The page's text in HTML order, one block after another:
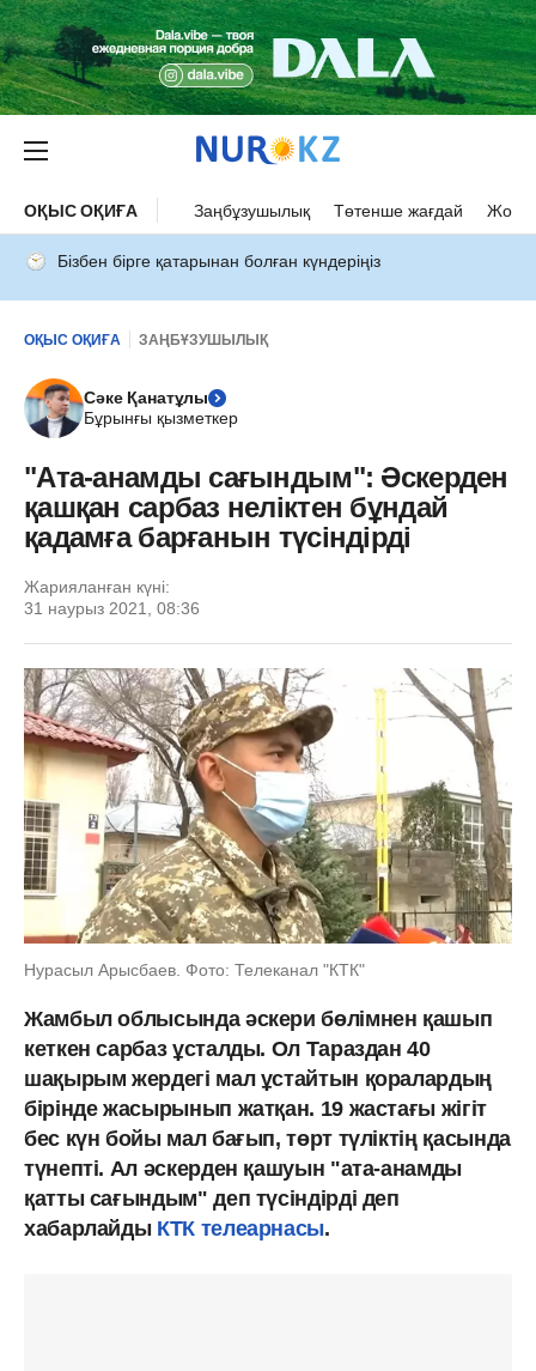
ОҚЫС ОҚИҒА Заңбұзушылық Төтенше жағдай Жол
Бізбен бірге қатарынан болған күндеріңіз
ОҚЫС ОҚИҒА ЗАҢБҰЗУШЫЛЫҚ
Сәке Қанатұлы
Бұрынғы қызметкер
"Ата-анамды сағындым": Әскерден
қашқан сарбаз неліктен бұндай
қадамға барғанын түсіндірді
Жарияланған күні:
31 наурыз 2021, 08:36
Нурасыл Арысбаев. Фото: Телеканал "КТК"
Жамбыл облысында әскери бөлімнен қашып
кеткен сарбаз ұсталды. Ол Тараздан 40
шақырым жердегі мал ұстайтын қоралардың
бірінде жасырынып жатқан. 19 жастағы жігіт
бес күн бойы мал бағып, төрт түліктің қасында
түнепті. Ал әскерден қашуын "ата-анамды
қатты сағындым" деп түсіндірді деп
хабарлайды КТК телеарнасы.